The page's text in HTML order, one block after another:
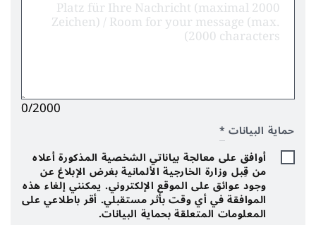
0/2000
حماية البيانات *
أوافق على معالجة بياناتي الشخصية المذكورة أعلاه
من قِبل وزارة الخارجية الألمانية بغرض الإبلاغ عن
وجود عوائق على الموقع الإلكتروني. يمكنني إلغاء هذه
الموافقة في أي وقت بأثر مستقبلي. أقر باطلاعي على
المعلومات المتعلقة بحماية البيانات.